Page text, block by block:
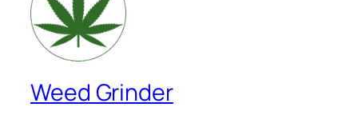
Weed Grinder